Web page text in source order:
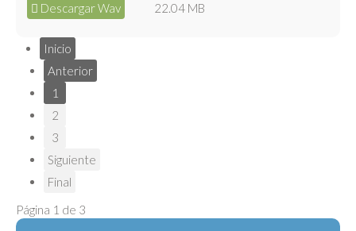
Descargar Wav 22.04 MB
Inicio
Anterior
1
2
3
Siguiente
Final
Página 1 de 3